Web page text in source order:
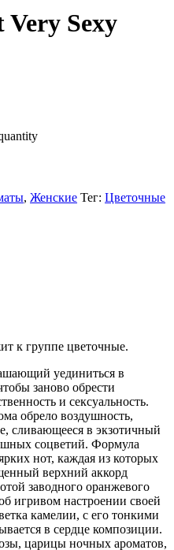
Very Sexy
, Женские Тег: Цветочные
к группе цветочные.
уединиться в
заново обрести
и сексуальность.
обрело воздушность,
сливающееся в экзотичный
соцветий. Формула
нот, каждая из которых
верхний аккорд
заводного оранжевого
игривом настроении своей
камелии, с его тонкими
в сердце композиции.
царицы ночных ароматов,